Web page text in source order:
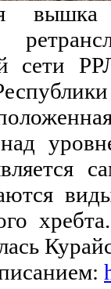
сети